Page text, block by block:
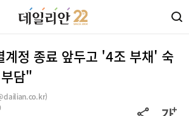
계정 종료 앞두고 '4조 부채' 숙
담"